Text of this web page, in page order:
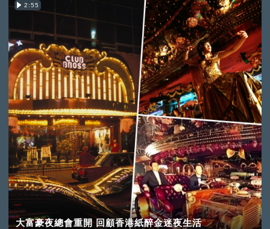
2:55
大富豪夜總會重開 回顧香港紙醉金迷夜生活